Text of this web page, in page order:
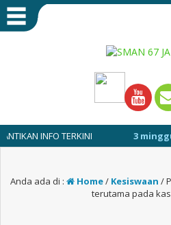
INFO TERKINI 3 minggu
Anda ada di : Home/ Kesiswaan /
terutama pada